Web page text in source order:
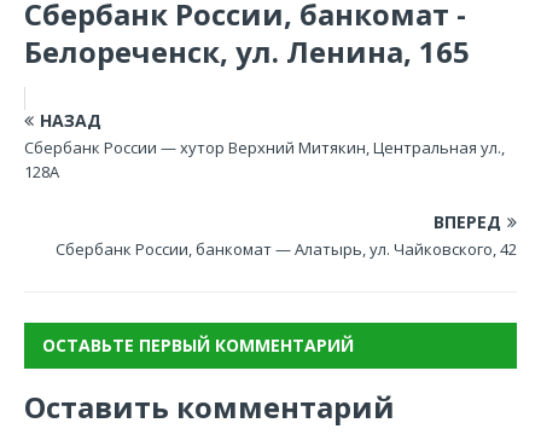
Сбербанк России, банкомат -
Белореченск, ул. Ленина, 165
НАЗАД
Сбербанк России — хутор Верхний Митякин, Центральная ул.,
128А
ВПЕРЕД
Сбербанк России, банкомат — Алатырь, ул. Чайковского, 42
ОСТАВЬТЕ ПЕРВЫЙ КОММЕНТАРИЙ
Оставить комментарий